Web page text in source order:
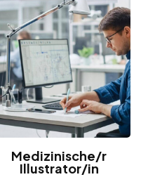
Medizinische/r
Illustrator/in